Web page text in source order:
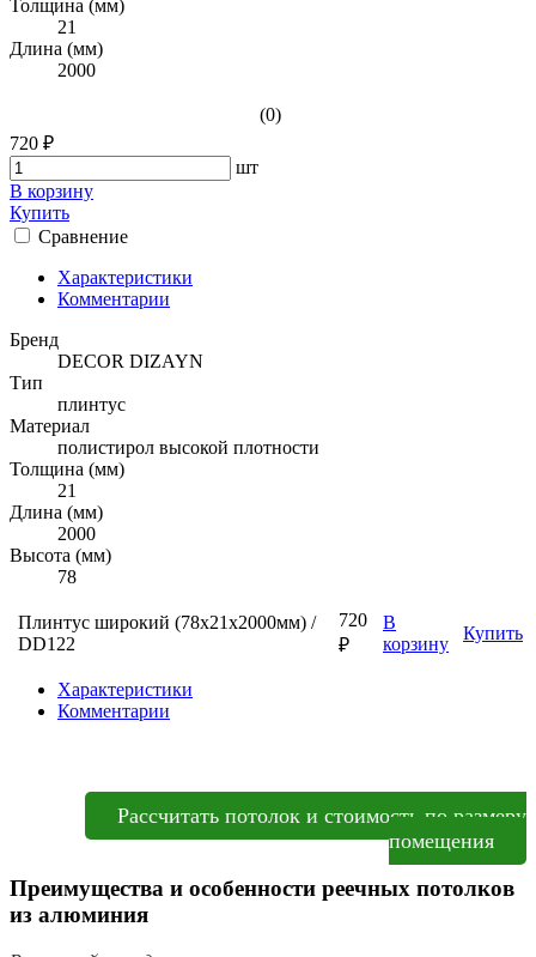
Толщина (мм)
21
Длина (мм)
2000
(0)
720 ₽
шт
В корзину
Купить
Сравнение
Характеристики
Комментарии
Бренд
DECOR DIZAYN
Тип
плинтус
Материал
полистирол высокой плотности
Толщина (мм)
21
Длина (мм)
2000
Высота (мм)
78
Плинтус широкий (78х21х2000мм) /
DD122
720
₽
В
корзину
Купить
Характеристики
Комментарии
Рассчитать потолок и стоимость по размеру
помещения
Преимущества и особенности реечных потолков
из алюминия